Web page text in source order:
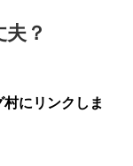
？
にリンクしま